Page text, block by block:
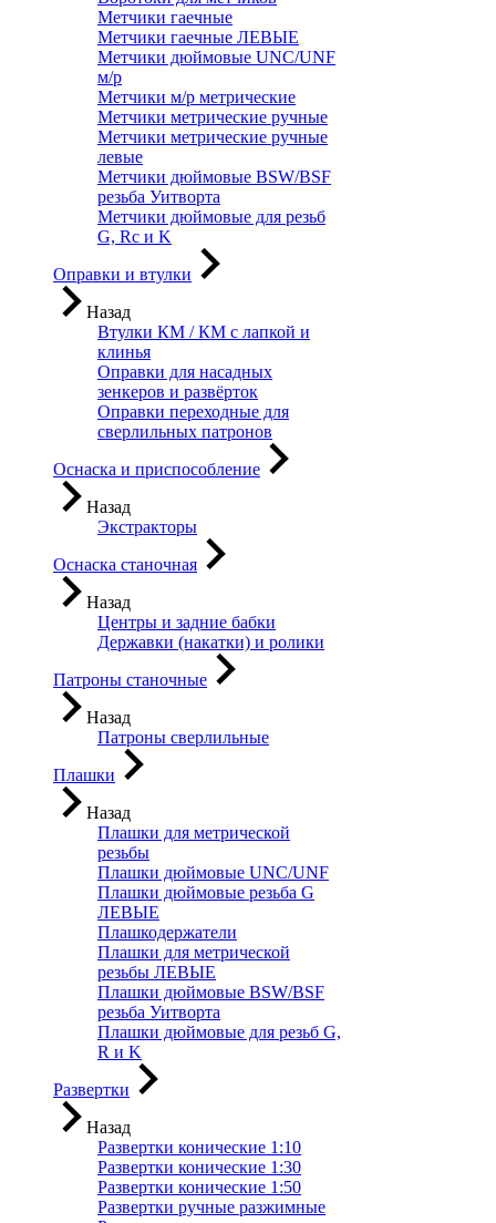
Метчики гаечные
Метчики гаечные ЛЕВЫЕ
Метчики дюймовые UNC/UNF
м/р
Метчики м/р метрические
Метчики метрические ручные
Метчики метрические ручные
левые
Метчики дюймовые BSW/BSF
резьба Уитворта
Метчики дюймовые для резьб
G, Rc и K
Оправки и втулки
Назад
Втулки КМ / КМ с лапкой и
клинья
Оправки для насадных
зенкеров и развёрток
Оправки переходные для
сверлильных патронов
Оснаска и приспособление
Назад
Экстракторы
Оснаска станочная
Назад
Центры и задние бабки
Державки (накатки) и ролики
Патроны станочные
Назад
Патроны сверлильные
Плашки
Назад
Плашки для метрической
резьбы
Плашки дюймовые UNC/UNF
Плашки дюймовые резьба G
ЛЕВЫЕ
Плашкодержатели
Плашки для метрической
резьбы ЛЕВЫЕ
Плашки дюймовые BSW/BSF
резьба Уитворта
Плашки дюймовые для резьб G,
R и K
Развертки
Назад
Развертки конические 1:10
Развертки конические 1:30
Развертки конические 1:50
Развертки ручные разжимные